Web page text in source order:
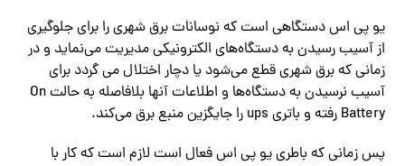
یو پی اس دستگاهی است که نوسانات برق شهری را برای جلوگیری
از آسیب رسیدن به دستگاه‌های الکترونیکی مدیریت‌ می‌نماید و در
زمانی که برق شهری قطع‌ می‌شود یا دچار اختلال می گردد برای
آسیب نرسیدن به دستگاه‌ها و اطلاعات آنها بلافاصله به حالت On
Battery‌‌ رفته و باتری ups را جایگزین منبع برق‌ می‌کند.
پس زمانی که باطری یو پی اس فعال است لازم است که کار با